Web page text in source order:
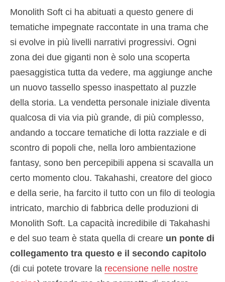
Monolith Soft ci ha abituati a questo genere di
tematiche impegnate raccontate in una trama che
si evolve in più livelli narrativi progressivi. Ogni
zona dei due giganti non è solo una scoperta
paesaggistica tutta da vedere, ma aggiunge anche
un nuovo tassello spesso inaspettato al puzzle
della storia. La vendetta personale iniziale diventa
qualcosa di via via più grande, di più complesso,
andando a toccare tematiche di lotta razziale e di
scontro di popoli che, nella loro ambientazione
fantasy, sono ben percepibili appena si scavalla un
certo momento clou. Takahashi, creatore del gioco
e della serie, ha farcito il tutto con un filo di teologia
intricato, marchio di fabbrica delle produzioni di
Monolith Soft. La capacità incredibile di Takahashi
e del suo team è stata quella di creare un ponte di
collegamento tra questo e il secondo capitolo
(di cui potete trovare la recensione nelle nostre